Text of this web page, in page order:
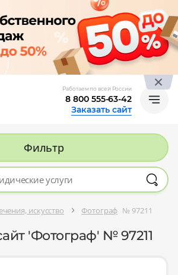
Работаем по всей России
8 800 555-63-42
Заказать сайт
Фильтр
искусство Фотограф № 97211
'Фотограф' № 97211